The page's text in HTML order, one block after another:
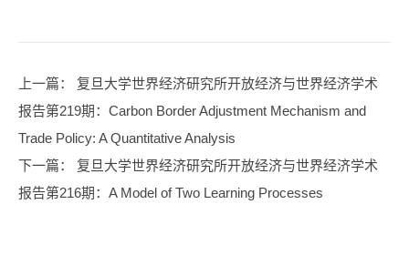
上一篇： 复旦大学世界经济研究所开放经济与世界经济学术
报告第219期：Carbon Border Adjustment Mechanism and
Trade Policy: A Quantitative Analysis
下一篇： 复旦大学世界经济研究所开放经济与世界经济学术
报告第216期：A Model of Two Learning Processes